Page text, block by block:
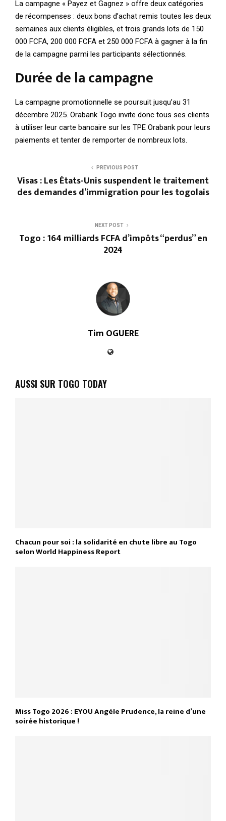
La campagne « Payez et Gagnez » offre deux catégories
de récompenses : deux bons d’achat remis toutes les deux
semaines aux clients éligibles, et trois grands lots de 150
000 FCFA, 200 000 FCFA et 250 000 FCFA à gagner à la fin
de la campagne parmi les participants sélectionnés.
Durée de la campagne
La campagne promotionnelle se poursuit jusqu’au 31
décembre 2025. Orabank Togo invite donc tous ses clients
à utiliser leur carte bancaire sur les TPE Orabank pour leurs
paiements et tenter de remporter de nombreux lots.
PREVIOUS POST
Visas : Les États-Unis suspendent le traitement
des demandes d’immigration pour les togolais
NEXT POST
Togo : 164 milliards FCFA d’impôts “perdus” en
2024
Tim OGUERE
AUSSI SUR TOGO TODAY
Chacun pour soi : la solidarité en chute libre au Togo
selon World Happiness Report
Miss Togo 2026 : EYOU Angèle Prudence, la reine d’une
soirée historique !